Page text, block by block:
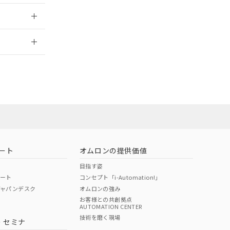
ページへ
ト
ト
パンデスク
セミナ
オムロンの提供価値
目指す姿
コンセプト「i-Automation!」
オムロンの強み
お客様との共創拠点
AUTOMATION CENTER
技術を磨く現場